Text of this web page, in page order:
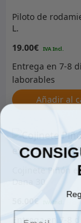
Piloto de
L.
19.00€
Añadir al
Cojinete Piñón
56.00 €
Email